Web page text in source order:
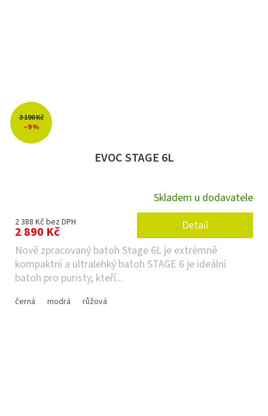
3 190 Kč
–9 %
EVOC STAGE 6L
Skladem u dodavatele
2 388 Kč bez DPH
2 890 Kč
Detail
Nově zpracovaný batoh Stage 6L je extrémně
kompaktní a ultralehký batoh STAGE 6 je ideální
batoh pro puristy, kteří...
černá modrá růžová